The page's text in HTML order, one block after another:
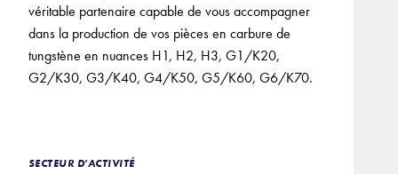
véritable partenaire capable de vous accompagner
dans la production de vos pièces en carbure de
tungstène en nuances H1, H2, H3, G1/K20,
G2/K30, G3/K40, G4/K50, G5/K60, G6/K70.
SECTEUR D'ACTIVITÉ